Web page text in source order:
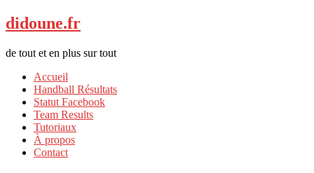
didoune.fr
de tout et en plus sur tout
Accueil
Handball Résultats
Statut Facebook
Team Results
Tutoriaux
À propos
Contact